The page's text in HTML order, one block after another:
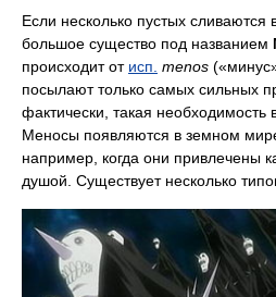
Если несколько пустых
большое существо под названием
происходит от исп. menos
посылают только самых сильных
фактически, такая необходимость
Меносы появляются в земном
например, когда они привлечены
душой. Существует несколько